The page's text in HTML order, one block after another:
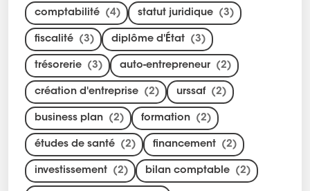
comptabilité (4) statut juridique (3)
fiscalité (3) diplôme d'État (3)
trésorerie (3) auto-entrepreneur (2)
création d'entreprise (2) urssaf (2)
business plan (2) formation (2)
études de santé (2) financement (2)
investissement (2) bilan comptable (2)